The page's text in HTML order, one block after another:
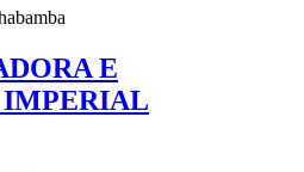
E
IMPERIAL